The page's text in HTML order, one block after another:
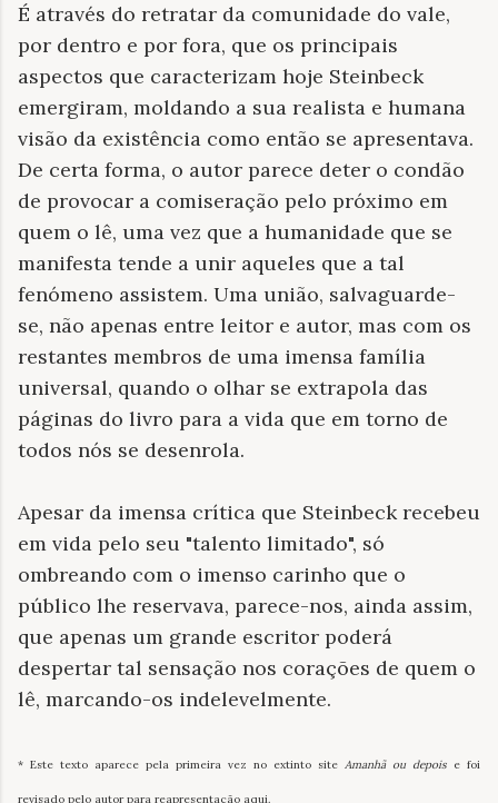
É através do retratar da comunidade do vale,
por dentro e por fora, que os principais
aspectos que caracterizam hoje Steinbeck
emergiram, moldando a sua realista e humana
visão da existência como então se apresentava.
De certa forma, o autor parece deter o condão
de provocar a comiseração pelo próximo em
quem o lê, uma vez que a humanidade que se
manifesta tende a unir aqueles que a tal
fenómeno assistem. Uma união, salvaguarde-
se, não apenas entre leitor e autor, mas com os
restantes membros de uma imensa família
universal, quando o olhar se extrapola das
páginas do livro para a vida que em torno de
todos nós se desenrola.
Apesar da imensa crítica que Steinbeck recebeu
em vida pelo seu "talento limitado", só
ombreando com o imenso carinho que o
público lhe reservava, parece-nos, ainda assim,
que apenas um grande escritor poderá
despertar tal sensação nos corações de quem o
lê, marcando-os indelevelmente.
* Este texto aparece pela primeira vez no extinto site Amanhã ou depois e foi
revisado pelo autor para reapresentação aqui.